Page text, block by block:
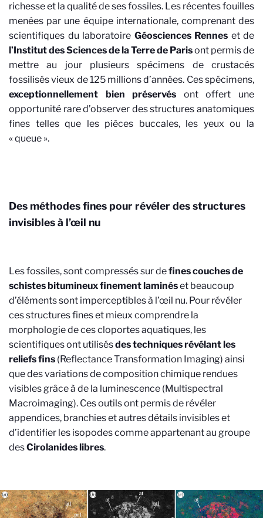
richesse et la qualité de ses fossiles. Les récentes fouilles
menées par une équipe internationale, comprenant des
scientifiques du laboratoire Géosciences Rennes et de
l’Institut des Sciences de la Terre de Parisont permis de
mettre au jour plusieurs spécimens de crustacés
fossilisés vieux de 125 millions d’années. Ces spécimens,
exceptionnellement bien préservés ont offert une
opportunité rare d’observer des structures anatomiques
fines telles que les pièces buccales, les yeux ou la
« queue ».
Des méthodes fines pour révéler des structures
invisibles à l’œil nu
Les fossiles, sont compressés sur defines couches de
schistes bitumineux finement laminéset beaucoup
d’éléments sont imperceptibles à l’œil nu. Pour révéler
ces structures fines et mieux comprendre la
morphologie de ces cloportes aquatiques, les
scientifiques ont utilisésdes techniques révélant les
reliefs fins (Reflectance Transformation Imaging) ainsi
que des variations de composition chimique rendues
visibles grâce à de la luminescence (Multispectral
Macroimaging). Ces outils ont permis de révéler
appendices, branchies et autres détails invisibles et
d’identifier les isopodes comme appartenant au groupe
desCirolanides libres.